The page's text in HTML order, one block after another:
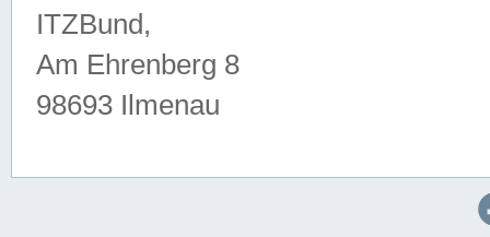
ITZBund,
Am Ehrenberg 8
98693 Ilmenau